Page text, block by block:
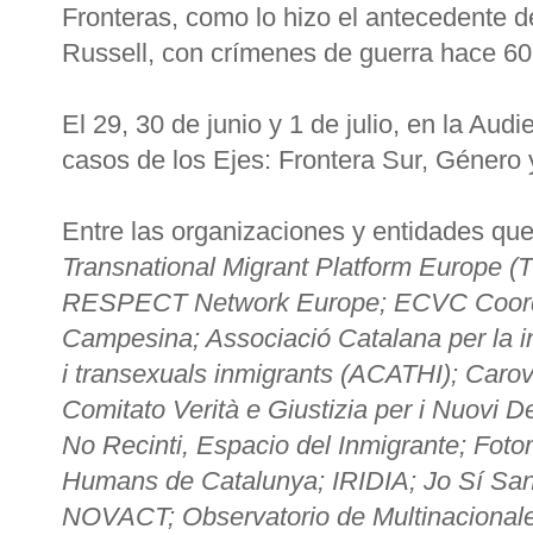
Fronteras, como lo hizo el antecedente
Russell, con crímenes de guerra hace
El 29, 30 de junio y 1 de julio, en la
casos de los Ejes: Frontera Sur, Género
Entre las organizaciones y entidades
Transnational Migrant Platform Europe
RESPECT Network Europe; ECVC
Campesina; Associació Catalana per la
i transexuals inmigrants (ACATHI);
Comitato Verità e Giustizia per i Nuovi
No Recinti, Espacio del Inmigrante;
Humans de Catalunya; IRIDIA; Jo Sí
NOVACT; Observatorio de